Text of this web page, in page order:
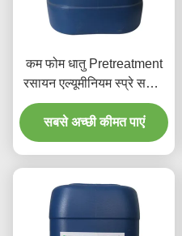
कम फोम धातु Pretreatment
रसायन एल्यूमीनियम स्प्रे सफाई
एजेंट
सबसे अच्छी कीमत पाएं